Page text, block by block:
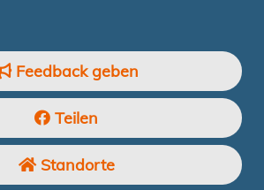
Feedback geben
Teilen
Standorte